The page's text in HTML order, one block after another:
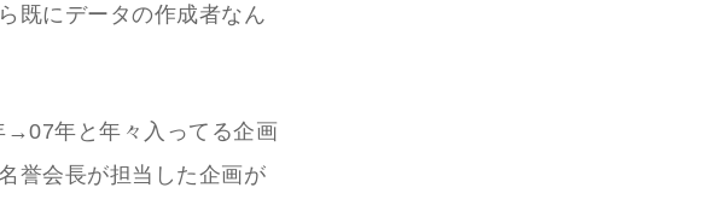
既にデータの作成者なん
年と年々入ってる企画
誉会長が担当した企画が